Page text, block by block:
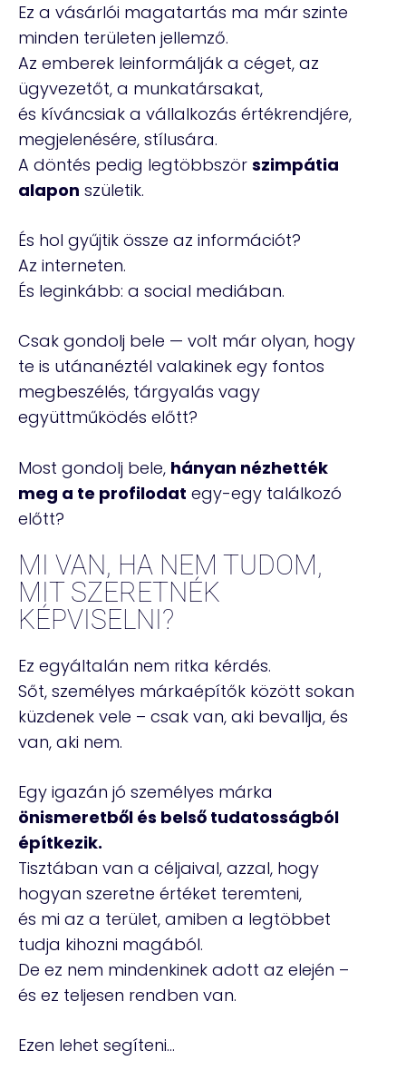
Ez a vásárlói magatartás ma már szinte
minden területen jellemző.
Az emberek leinformálják a céget, az
ügyvezetőt, a munkatársakat,
és kíváncsiak a vállalkozás értékrendjére,
megjelenésére, stílusára.
A döntés pedig legtöbbször szimpátia
alapon születik.
És hol gyűjtik össze az információt?
Az interneten.
És leginkább: a social mediában.
Csak gondolj bele — volt már olyan, hogy
te is utánanéztél valakinek egy fontos
megbeszélés, tárgyalás vagy
együttműködés előtt?
Most gondolj bele, hányan nézhették
meg a te profilodat egy-egy találkozó
előtt?
MI VAN, HA NEM TUDOM,
MIT SZERETNÉK
KÉPVISELNI?
Ez egyáltalán nem ritka kérdés.
Sőt, személyes márkaépítők között sokan
küzdenek vele – csak van, aki bevallja, és
van, aki nem.
Egy igazán jó személyes márka
önismeretből és belső tudatosságból
építkezik.
Tisztában van a céljaival, azzal, hogy
hogyan szeretne értéket teremteni,
és mi az a terület, amiben a legtöbbet
tudja kihozni magából.
De ez nem mindenkinek adott az elején –
és ez teljesen rendben van.
Ezen lehet segíteni…